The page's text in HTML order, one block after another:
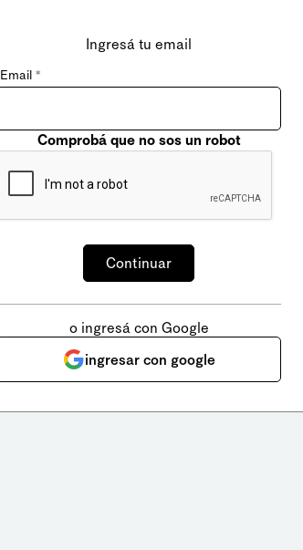
Ingresá tu email
Email *
Comprobá que no sos un robot
o ingresá con Google
ingresar con google